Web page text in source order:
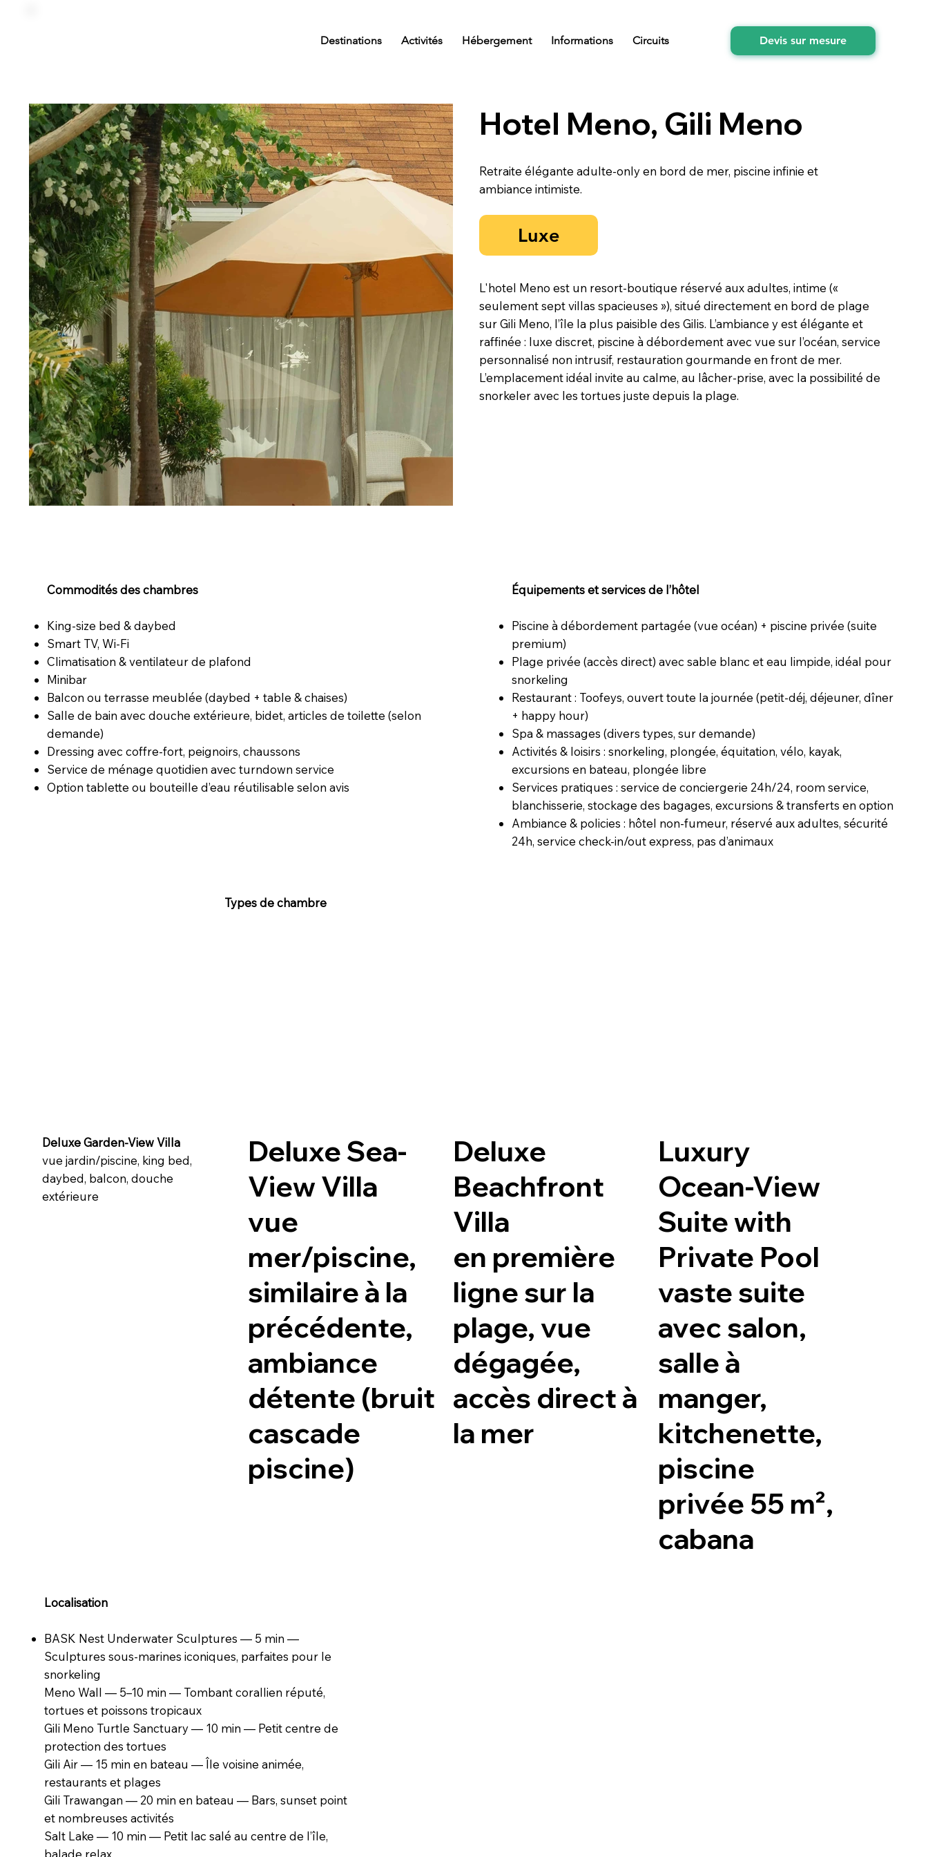
Destinations Activités Hébergement Informations Circuits Devis sur mesure
Hotel Meno, Gili Meno
Retraite élégante adulte-only en bord de mer, piscine infinie et
ambiance intimiste.
Luxe
L'hotel Meno est un resort-boutique réservé aux adultes, intime («
seulement sept villas spacieuses »), situé directement en bord de plage
sur Gili Meno, l’île la plus paisible des Gilis. L’ambiance y est élégante et
raffinée : luxe discret, piscine à débordement avec vue sur l’océan, service
personnalisé non intrusif, restauration gourmande en front de mer.
L’emplacement idéal invite au calme, au lâcher-prise, avec la possibilité de
snorkeler avec les tortues juste depuis la plage.
Commodités des chambres
King-size bed & daybed
Smart TV, Wi-Fi
Climatisation & ventilateur de plafond
Minibar
Balcon ou terrasse meublée (daybed + table & chaises)
Salle de bain avec douche extérieure, bidet, articles de toilette (selon
demande)
Dressing avec coffre-fort, peignoirs, chaussons
Service de ménage quotidien avec turndown service
Option tablette ou bouteille d’eau réutilisable selon avis
Équipements et services de l’hôtel
Piscine à débordement partagée (vue océan) + piscine privée (suite
premium)
Plage privée (accès direct) avec sable blanc et eau limpide, idéal pour
snorkeling
Restaurant : Toofeys, ouvert toute la journée (petit-déj, déjeuner, dîner
+ happy hour)
Spa & massages (divers types, sur demande)
Activités & loisirs : snorkeling, plongée, équitation, vélo, kayak,
excursions en bateau, plongée libre
Services pratiques : service de conciergerie 24h/24, room service,
blanchisserie, stockage des bagages, excursions & transferts en option
Ambiance & policies : hôtel non-fumeur, réservé aux adultes, sécurité
24h, service check-in/out express, pas d’animaux
Types de chambre
Deluxe Garden-View Villa
vue jardin/piscine, king bed,
daybed, balcon, douche
extérieure
Deluxe Sea-
View Villa
vue
mer/piscine,
similaire à la
précédente,
ambiance
détente (bruit
cascade
piscine)
Deluxe
Beachfront
Villa
en première
ligne sur la
plage, vue
dégagée,
accès direct à
la mer
Luxury
Ocean-View
Suite with
Private Pool
vaste suite
avec salon,
salle à
manger,
kitchenette,
piscine
privée 55 m²,
cabana
Localisation
BASK Nest Underwater Sculptures — 5 min —
Sculptures sous-marines iconiques, parfaites pour le
snorkeling
Meno Wall — 5–10 min — Tombant corallien réputé,
tortues et poissons tropicaux
Gili Meno Turtle Sanctuary — 10 min — Petit centre de
protection des tortues
Gili Air — 15 min en bateau — Île voisine animée,
restaurants et plages
Gili Trawangan — 20 min en bateau — Bars, sunset point
et nombreuses activités
Salt Lake — 10 min — Petit lac salé au centre de l’île,
balade relax